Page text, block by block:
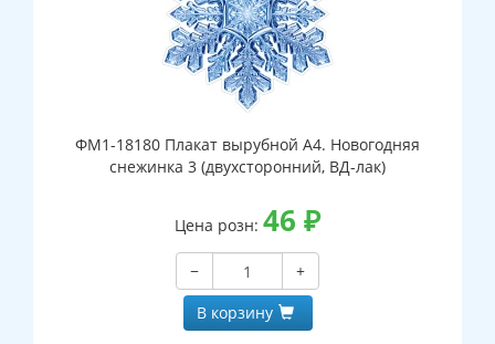
ФМ1-18180 Плакат вырубной А4. Новогодняя
снежинка 3 (двухсторонний, ВД-лак)
Цена розн: 46 ₽
−
+
В корзину